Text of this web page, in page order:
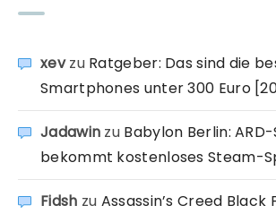
xevzu Ratgeber: Das sind die
Smartphones unter 300 Euro
Jadawin zu Babylon Berlin:
bekommt kostenloses Steam-
Fidsh zu Assassin’s Creed Black